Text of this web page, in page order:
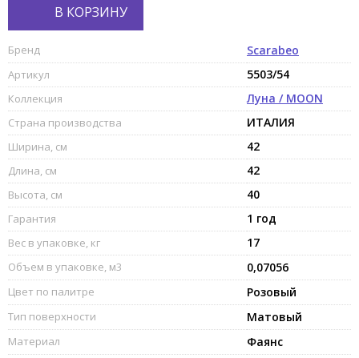
В КОРЗИНУ
Бренд Scarabeo
Артикул 5503/54
Коллекция Луна / MOON
Страна производства ИТАЛИЯ
Ширина, см 42
Длина, см 42
Высота, см 40
Гарантия 1 год
Вес в упаковке, кг 17
Объем в упаковке, м3 0,07056
Цвет по палитре Розовый
Тип поверхности Матовый
Материал Фаянс